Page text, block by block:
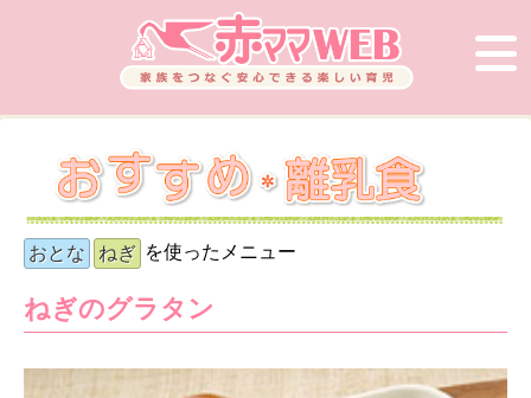
おとな ねぎ を使ったメニュー
ねぎのグラタン